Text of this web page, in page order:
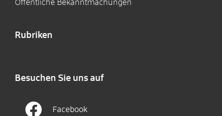
Öffentliche Bekanntmachungen
Rubriken
Besuchen Sie uns auf
Facebook